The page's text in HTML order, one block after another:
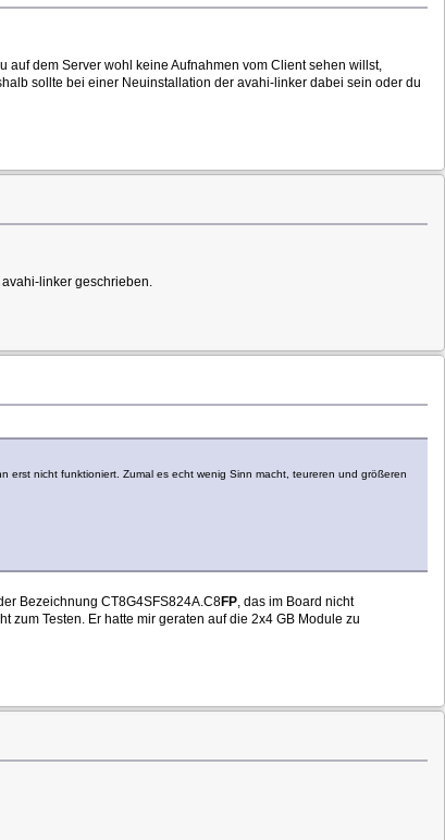
dem Server wohl keine Aufnahmen vom Client sehen willst,
sollte bei einer Neuinstallation der avahi-linker dabei sein oder du
linker geschrieben.
erst nicht funktioniert. Zumal es echt wenig Sinn macht, teureren und größeren
Bezeichnung CT8G4SFS824A.C8FP, das im Board nicht
zum Testen. Er hatte mir geraten auf die 2x4 GB Module zu